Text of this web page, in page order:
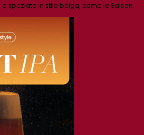
speziate in stile belga, come le Saison.